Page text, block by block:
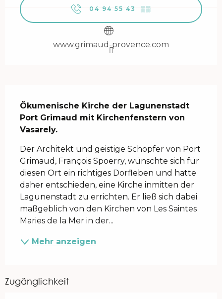
04 94 55 43 ▒▒
www.grimaud-provence.com
Ökumenische Kirche der Lagunenstadt
Port Grimaud mit Kirchenfenstern von
Vasarely.
Der Architekt und geistige Schöpfer von Port
Grimaud, François Spoerry, wünschte sich für
diesen Ort ein richtiges Dorfleben und hatte
daher entschieden, eine Kirche inmitten der
Lagunenstadt zu errichten. Er ließ sich dabei
maßgeblich von den Kirchen von Les Saintes
Maries de la Mer in der...
Mehr anzeigen
Zugänglichkeit